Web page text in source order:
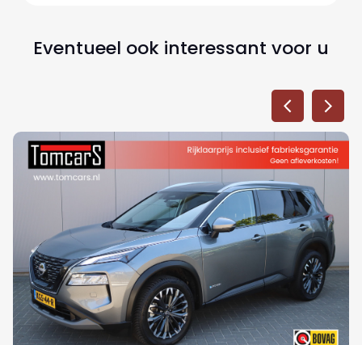
Eventueel ook interessant voor u